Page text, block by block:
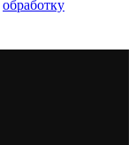
обработку